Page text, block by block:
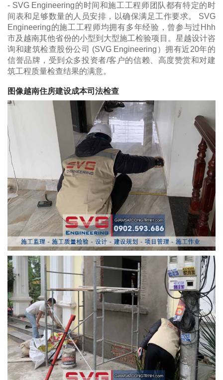
- SVG Engineering的时间和施工工程师团队都有特定的时
间表和足够数量的人员安排，以确保满足工作要求。 SVG
Engineering的施工工程师均拥有多年经验，曾参与过Hhh
市及越南其他省份的小型到大型施工检验项目。星越设计咨
询和建筑检查股份公司 (SVG Engineering）拥有近20年的
信誉品牌，受到众多投资者/客户的信赖、高度赞赏和对建
筑工程质量检查结果的满意。
图像越南住房建设成本司法检查